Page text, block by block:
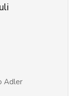
Adler